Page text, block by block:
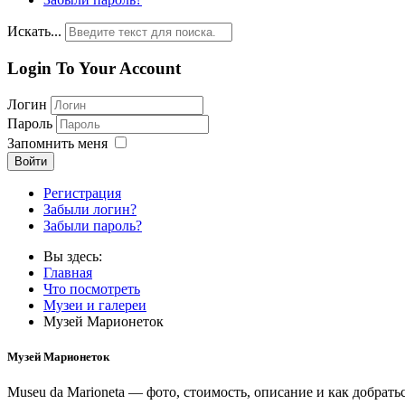
Искать...
Login To Your Account
Логин
Пароль
Запомнить меня
Войти
Регистрация
Забыли логин?
Забыли пароль?
Вы здесь:
Главная
Что посмотреть
Музеи и галереи
Музей Марионеток
Музей Марионеток
Museu da Marioneta — фото, стоимость, описание и как